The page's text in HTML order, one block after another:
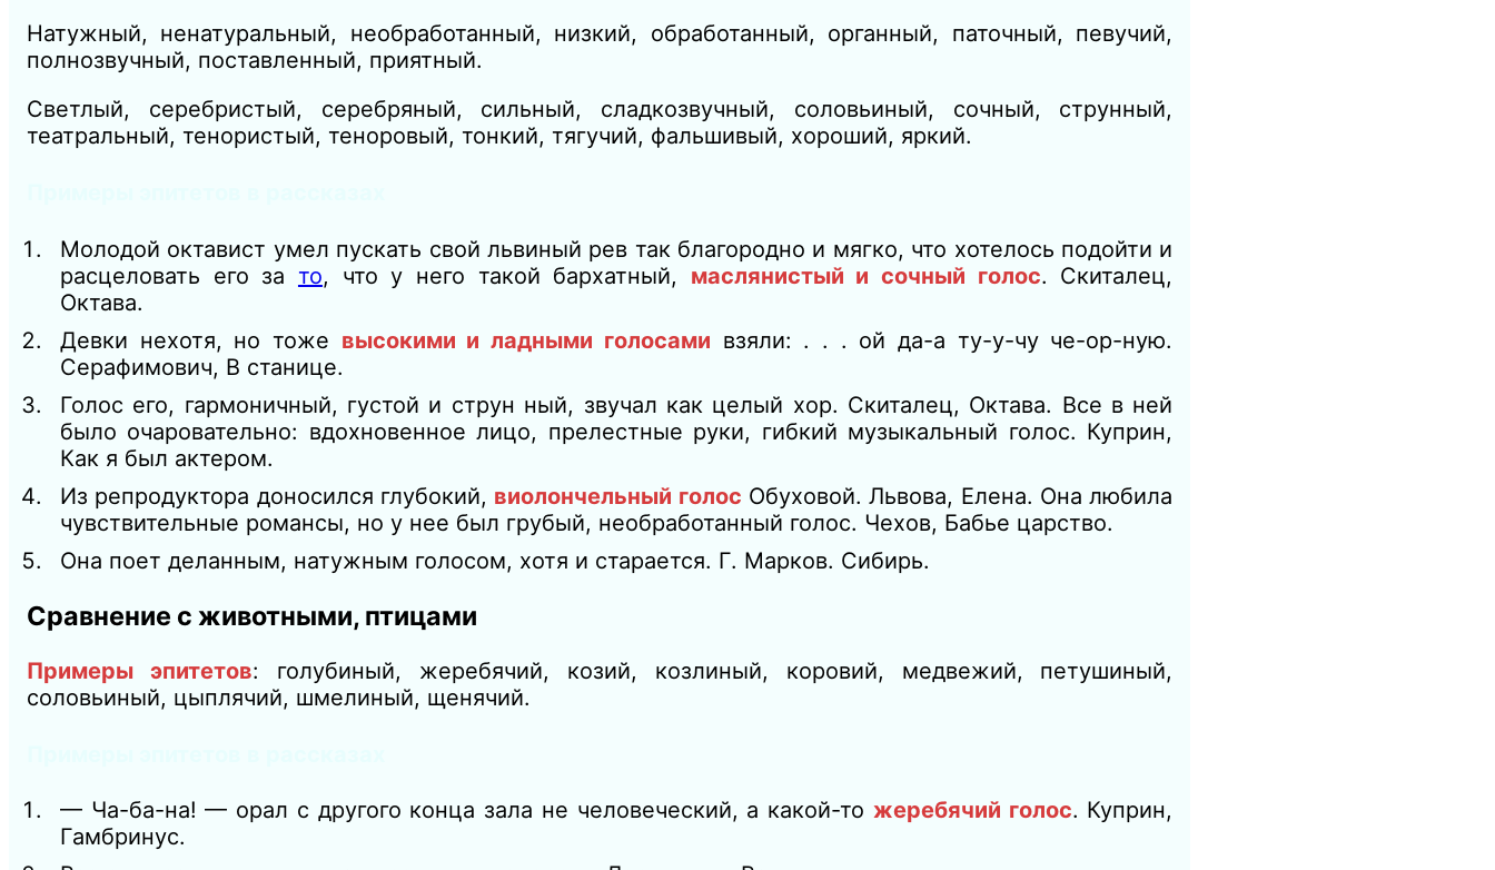
Натужный, ненатуральный, необработанный, низкий, обработанный, органный, паточный, певучий,
полнозвучный, поставленный, приятный.
Светлый, серебристый, серебряный, сильный, сладкозвучный, соловьиный, сочный, струнный,
театральный, тенористый, теноровый, тонкий, тягучий, фальшивый, хороший, яркий.
Молодой октавист умел пускать свой львиный рев так благородно и мягко, что хотелось подойти и
расцеловать его за то, что у него такой бархатный, маслянистый и сочный голос. Скиталец,
Октава.
Девки нехотя, но тоже высокими и ладными голосами взяли: . . . ой да-а ту-у-чу че-ор-ную.
Серафимович, В станице.
Голос его, гармоничный, густой и струн ный, звучал как целый хор. Скиталец, Октава. Все в ней
было очаровательно: вдохновенное лицо, прелестные руки, гибкий музыкальный голос. Куприн,
Как я был актером.
Из репродуктора доносился глубокий, виолончельный голос Обуховой.Львова, Елена. Она любила
чувствительные романсы, но у нее был грубый, необработанный голос. Чехов, Бабье царство.
Она поет деланным, натужным голосом, хотя и старается. Г. Марков. Сибирь.
Сравнение с животными, птицами
Примеры эпитетов: голубиный, жеребячий, козий, козлиный, коровий, медвежий, петушиный,
соловьиный, цыплячий, шмелиный, щенячий.
— Ча-ба-на! — орал с другого конца зала не человеческий, а какой-то жеребячий голос. Куприн,
Гамбринус.